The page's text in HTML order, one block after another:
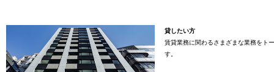
貸したい方
賃貸業務に関わるさまざまな業務をト
す。